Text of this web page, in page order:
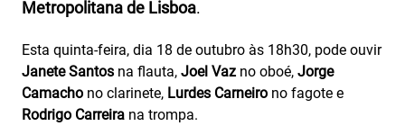
Metropolitana de Lisboa.
Esta quinta-feira, dia 18 de outubro às 18h30, pode ouvir
Janete Santos na flauta, Joel Vaz no oboé, Jorge
Camacho no clarinete, Lurdes Carneiro no fagote e
Rodrigo Carreira na trompa.